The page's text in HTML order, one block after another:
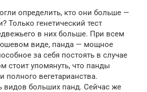
определить, кто они больше —
Только генетический тест
в них больше. При всем
виде, панда — мощное
за себя постоять в случае
стоит упомянуть, что панды
полного вегетарианства.
видов больших панд. Сейчас же